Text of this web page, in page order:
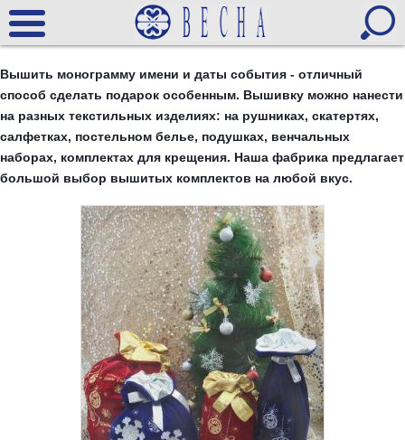
Вышить монограмму имени и даты события - отличный
способ сделать подарок особенным. Вышивку можно нанести
на разных текстильных изделиях: на рушниках, скатертях,
салфетках, постельном белье, подушках, венчальных
наборах, комплектах для крещения. Наша фабрика предлагает
большой выбор вышитых комплектов на любой вкус.